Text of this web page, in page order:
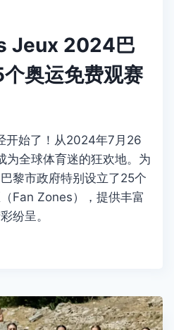
Jeux 2024巴
奥运免费观赛
开始了！从2024年7月26
为全球体育迷的狂欢地。为
黎市政府特别设立了25个
Fan Zones），提供丰富
纷呈。